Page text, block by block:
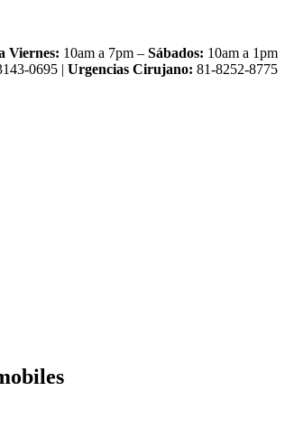
Viernes: 10am a 7pm – Sábados: 10am a 1pm
0695 | Urgencias Cirujano: 81-8252-8775